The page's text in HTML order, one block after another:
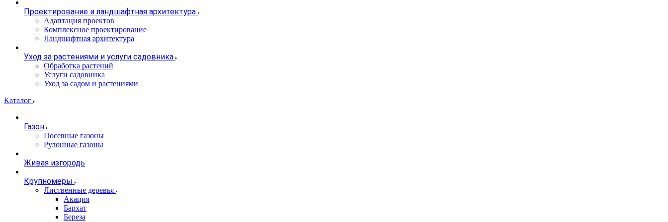
Проектирование и ландшафтная архитектура
Адаптация проектов
Комплексное проектирование
Ландшафтная архитектура
Уход за растениями и услуги садовника
Обработка растений
Услуги садовника
Уход за садом и растениями
Каталог
Газон
Посевные газоны
Рулонные газоны
Живая изгородь
Крупномеры
Лиственные деревья
Акация
Бархат
Береза